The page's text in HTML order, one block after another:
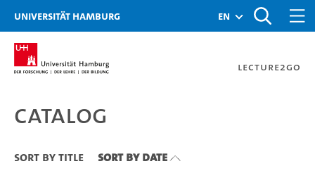
Zu den Filtern
Zur Metanavigation
Zur Hauptnavigation
Zur Suche
Zum Inhalt
Zum Seitenfuss
Universität Hamburg en
Lecture2Go
Catalog
Catalog
Sort By Title Sort By Date